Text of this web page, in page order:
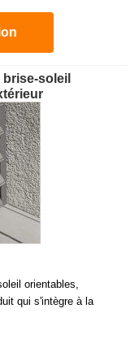
soleil
orientables,
qui s'intègre à la